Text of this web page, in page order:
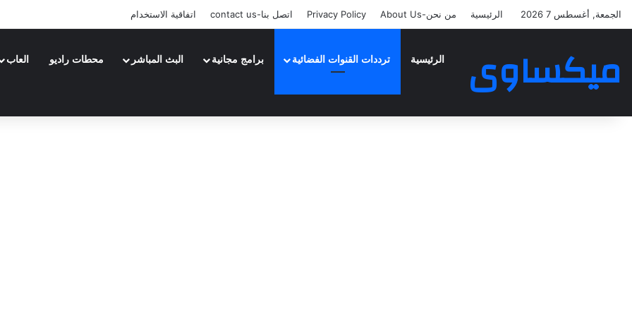
الجمعة, أغسطس 7 2026 الرئيسية من نحن-About Us Privacy Policy اتصل بنا-contact us اتفاقية الاستخدام
ميكساوى الرئيسية ترددات القنوات الفضائية برامج مجانية البث المباشر محطات راديو العاب